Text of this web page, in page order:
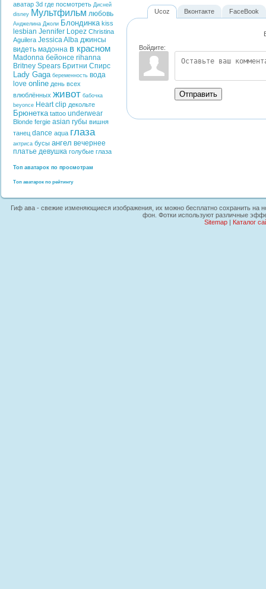
аватар 3d где посмотреть Дисней
disney Мультфильм любовь
Анджелина Джоли Блондинка kiss
lesbian Jennifer Lopez Christina
Aguilera Jessica Alba джинсы
видеть мадонна в красном
Madonna бейонсе rihanna
Britney Spears Бритни Спирс
Lady Gaga беременность вода
love online день всех
влюблённых живот бабочка
beyonce Heart clip декольте
Брюнетка tattoo underwear
Blonde fergie asian губы вишня
танец dance aqua глаза
актриса бусы ангел вечернее
платье девушка голубые глаза
Топ аватарок по просмотрам
Топ аватарок по рейтингу
Ucoz
Войдите:
Отправить
Вконтакте FaceBook
Гиф ава - свежие изменяющиеся изображения, их можно бесплатно сохранить на
фон. Фотки используют различные
Sitemap| Каталог